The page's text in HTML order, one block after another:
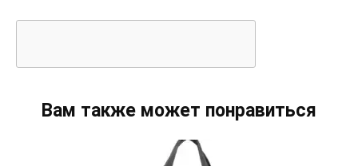
Вам также может понравиться